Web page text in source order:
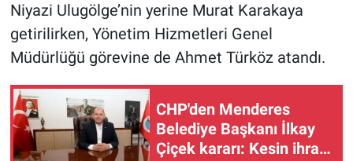
Niyazi Ulugölge’nin yerine Murat Karakaya
getirilirken, Yönetim Hizmetleri Genel
Müdürlüğü görevine de Ahmet Türköz atandı.
CHP'den Menderes
Belediye Başkanı İlkay
Çiçek kararı: Kesin ihraç